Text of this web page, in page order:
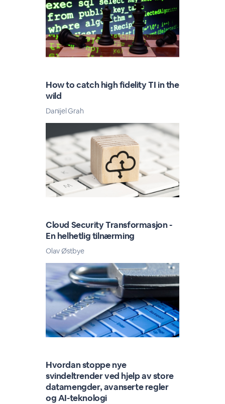
How to catch high fidelity TI in the
wild
Danijel Grah
Cloud Security Transformasjon -
En helhetlig tilnærming
Olav Østbye
Hvordan stoppe nye
svindeltrender ved hjelp av store
datamengder, avanserte regler
og AI-teknologi